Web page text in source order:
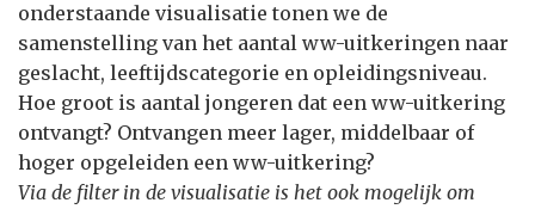
onderstaande visualisatie tonen we de
samenstelling van het aantal ww-uitkeringen naar
geslacht, leeftijdscategorie en opleidingsniveau.
Hoe groot is aantal jongeren dat een ww-uitkering
ontvangt? Ontvangen meer lager, middelbaar of
hoger opgeleiden een ww-uitkering?
Via de filter in de visualisatie is het ook mogelijk om